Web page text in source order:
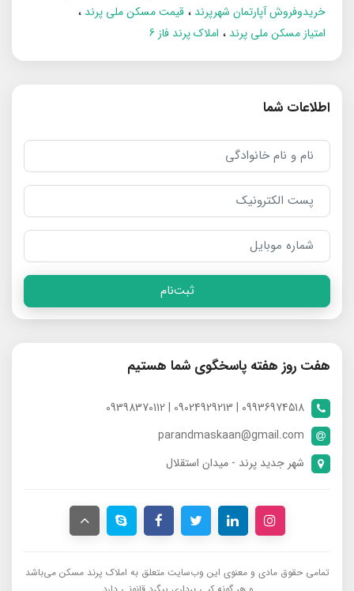
خریدوفروش آپارتمان شهرپرند
قیمت مسکن ملی پرند
امتیاز مسکن ملی پرند
املاک پرند فاز 6
اطلاعات شما
ثبت‌نام
هفت روز هفته پاسخگوی شما هستیم
09936974518 | 09024929213 | 09398370112
parandmaskaan@gmail.com
شهر جدید پرند - میدان استقلال
تمامی حقوق مادی و معنوی این وب‌سایت متعلق به املاک پرند مسکن می‌باشد